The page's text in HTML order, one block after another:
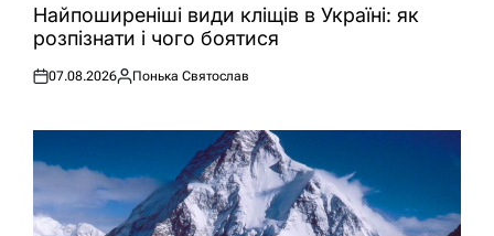
УНайпоширеніші види кліщів в Україні: як
розпізнати і чого боятися
Оприлюднено
07.08.2026
Опубліковано
Понька Святослав